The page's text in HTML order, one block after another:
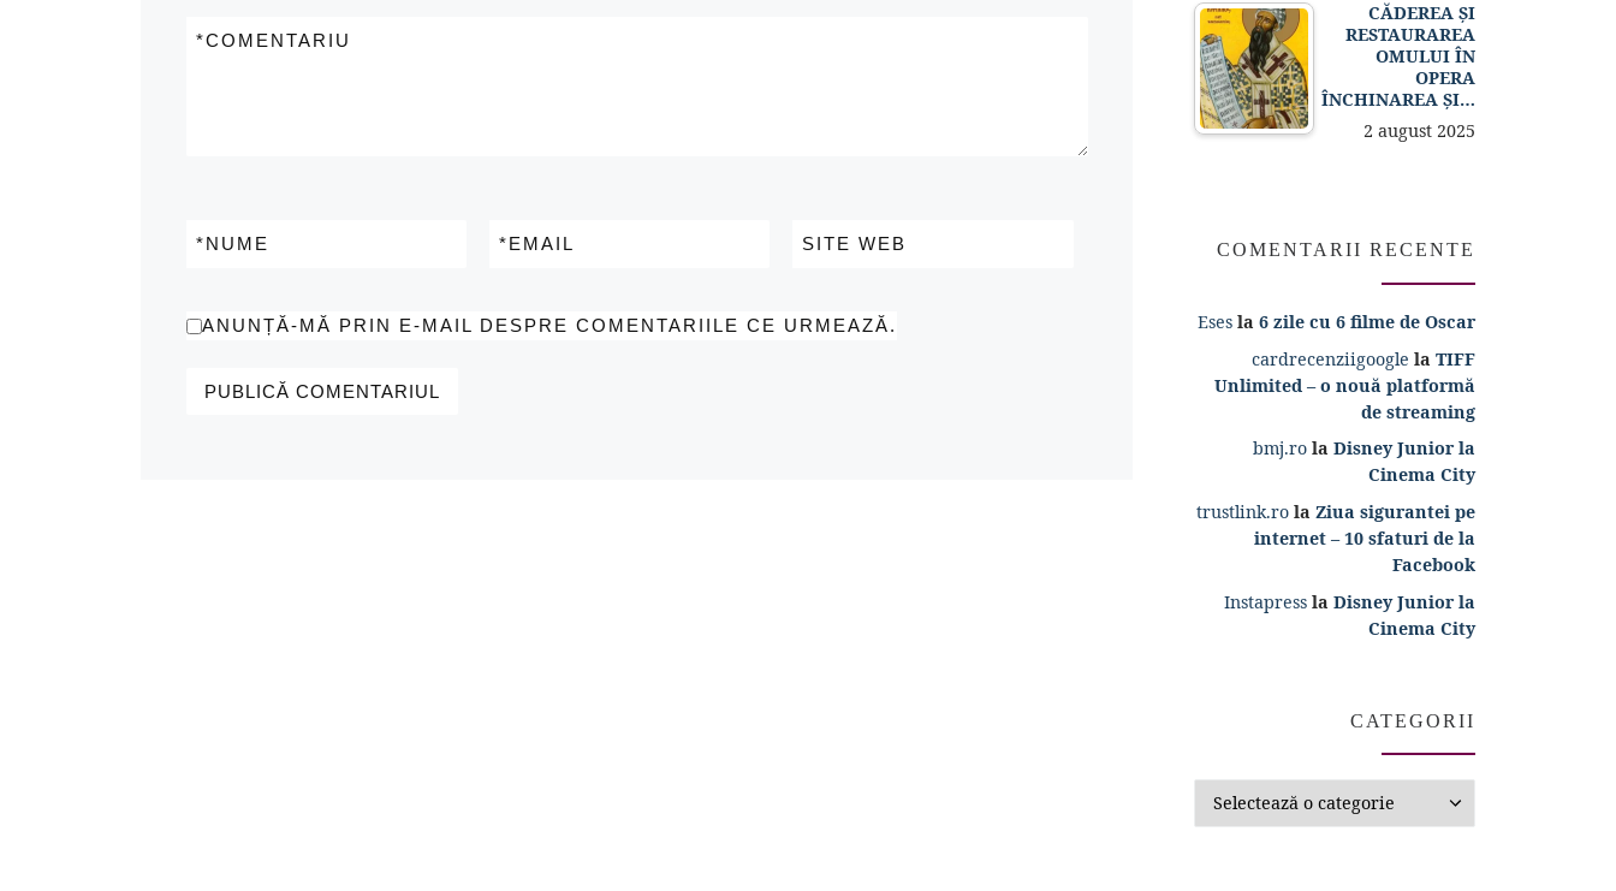
COMENTARIU
*
NUME
* EMAIL
* SITE WEB
ANUNȚĂ-MĂ PRIN E-MAIL DESPRE COMENTARIILE CE URMEAZĂ.
CĂDEREA ȘI
RESTAURAREA
OMULUI ÎN
OPERA
ÎNCHINAREA ȘI…
2 august 2025
COMENTARII RECENTE
Eses la 6 zile cu 6 filme de Oscar
cardrecenziigoogle la TIFF
Unlimited – o nouă platformă
de streaming
bmj.ro la Disney Junior la
Cinema City
trustlink.ro la Ziua sigurantei pe
internet – 10 sfaturi de la
Facebook
Instapress la Disney Junior la
Cinema City
CATEGORII